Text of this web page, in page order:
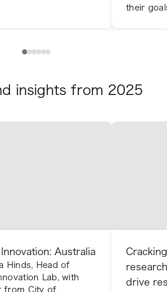
their
insights from 2025
Australia
Hinds, Head of
Lab, with
from City of
drive